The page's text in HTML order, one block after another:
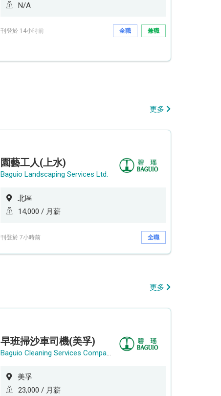
N/A
刊登於 14小時前 全職 兼職
更多
園藝工人(上水)
Baguio Landscaping Services Ltd.
北區
14,000 / 月薪
刊登於 7小時前 全職
更多
早班掃沙車司機(美孚)
Baguio Cleaning Services Company Limited
美孚
23,000 / 月薪